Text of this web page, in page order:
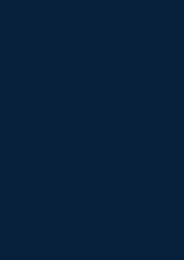
Chất lượng dịch vụ